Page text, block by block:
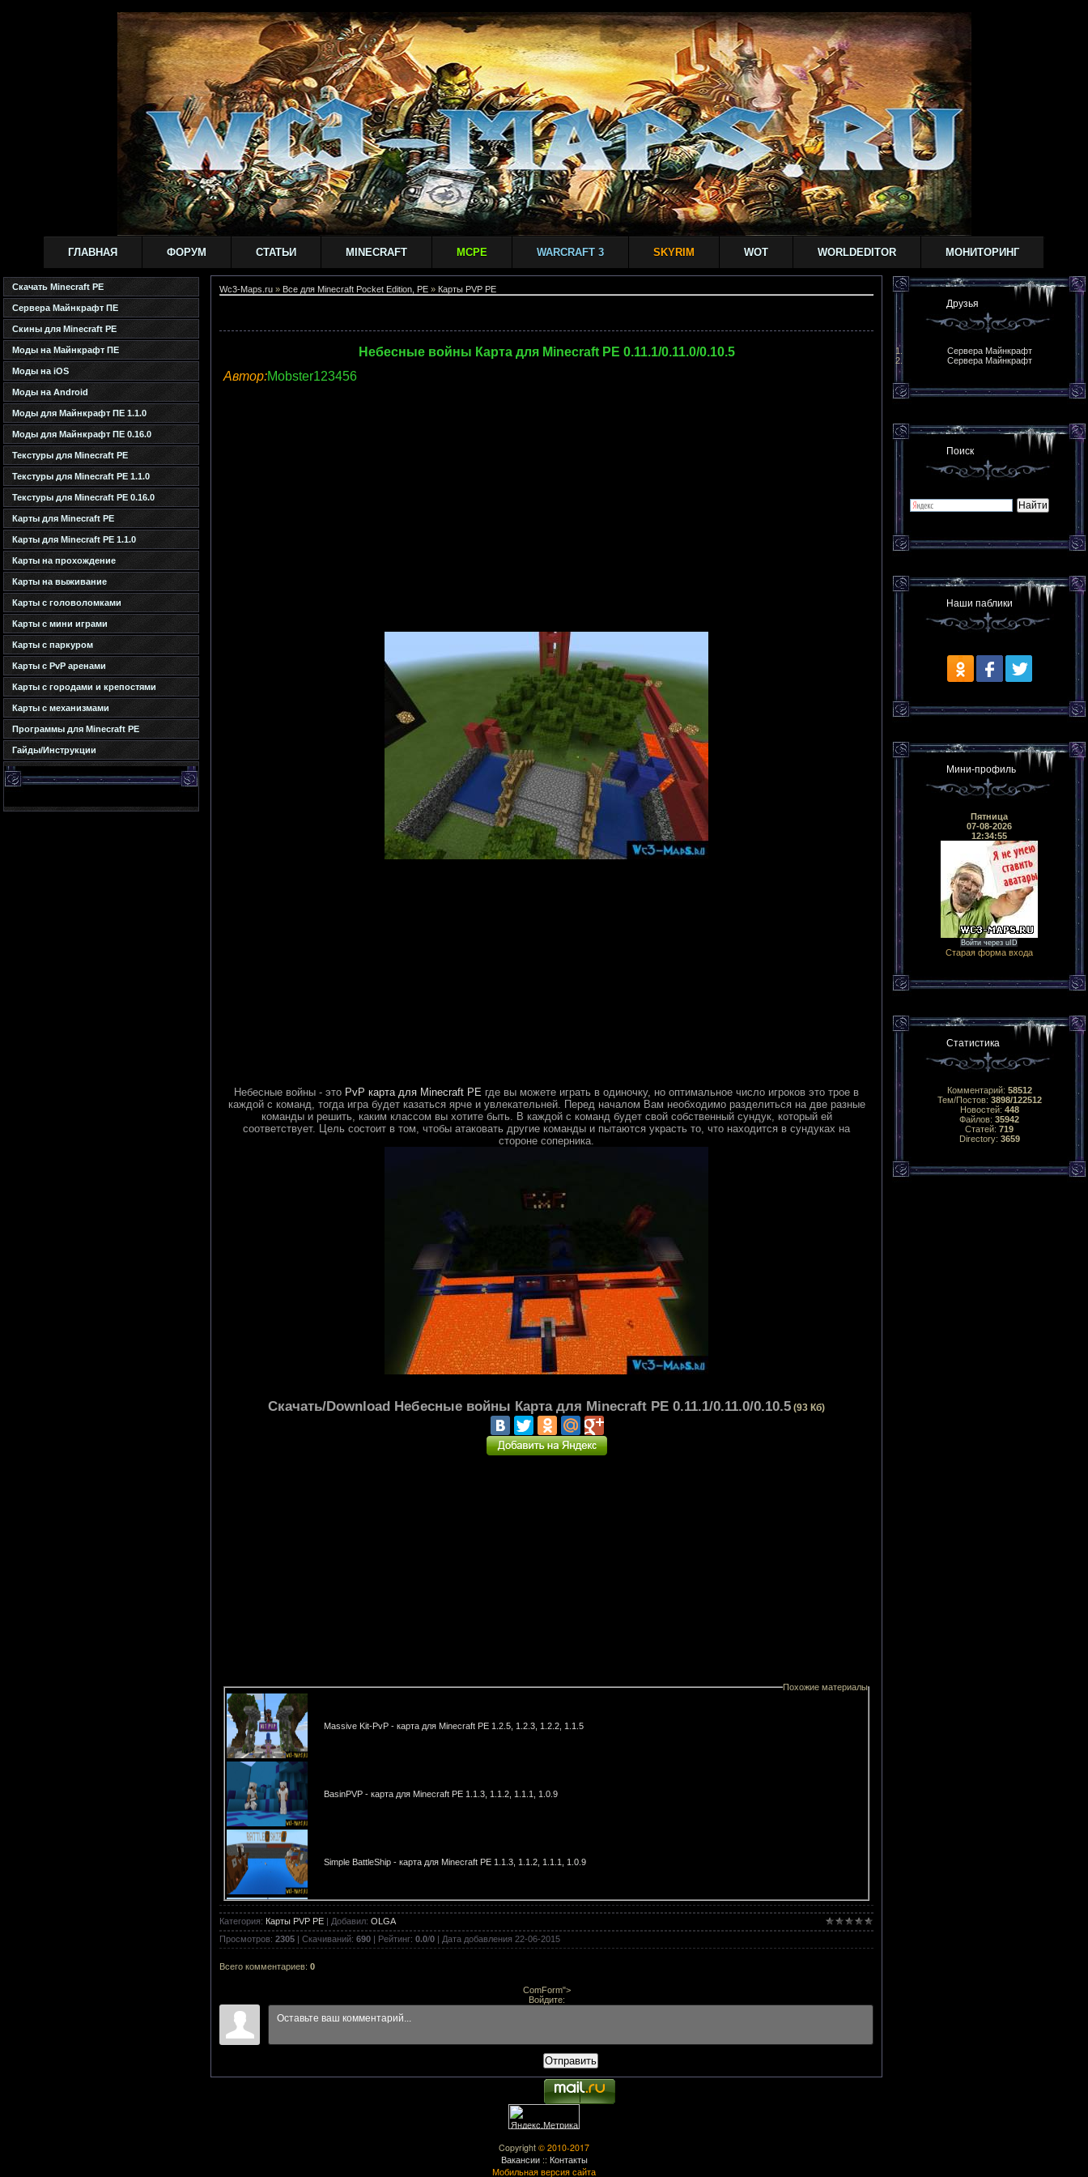
ГЛАВНАЯ ФОРУМ СТАТЬИ MINECRAFT MCPE WARCRAFT 3 SKYRIM WOT WORLDEDITOR МОНИТОРИНГ
Скачать Minecraft PE
Сервера Майнкрафт ПЕ
Скины для Minecraft PE
Моды на Майнкрафт ПЕ
Моды на iOS
Моды на Android
Моды для Майнкрафт ПЕ 1.1.0
Моды для Майнкрафт ПЕ 0.16.0
Текстуры для Minecraft PE
Текстуры для Minecraft PE 1.1.0
Текстуры для Minecraft PE 0.16.0
Карты для Minecraft PE
Карты для Minecraft PE 1.1.0
Карты на прохождение
Карты на выживание
Карты с головоломками
Карты с мини играми
Карты с паркуром
Карты с PvP аренами
Карты с городами и крепостями
Карты с механизмами
Программы для Minecraft PE
Гайды/Инструкции
Wc3-Maps.ru » Все для Minecraft Pocket Edition, PE » Карты PVP PE
Небесные войны Карта для Minecraft PE 0.11.1/0.11.0/0.10.5
Автор:Mobster123456
Небесные войны - это PvP карта для Minecraft PE где вы можете играть в одиночку, но оптимальное число игроков это трое в
каждой с команд, тогда игра будет казаться ярче и увлекательней. Перед началом Вам необходимо разделиться на две разные
команды и решить, каким классом вы хотите быть. В каждой с команд будет свой собственный сундук, который ей
соответствует. Цель состоит в том, чтобы атаковать другие команды и пытаются украсть то, что находится в сундуках на
стороне соперника.
Скачать/Download Небесные войны Карта для Minecraft PE 0.11.1/0.11.0/0.10.5 (93 Кб)
Похожие материалы
Massive Kit-PvP - карта для Minecraft PE 1.2.5, 1.2.3, 1.2.2, 1.1.5
BasinPVP - карта для Minecraft PE 1.1.3, 1.1.2, 1.1.1, 1.0.9
Simple BattleShip - карта для Minecraft PE 1.1.3, 1.1.2, 1.1.1, 1.0.9
Mini Egg Wars - карта для Minecraft PE 1.1.3, 1.1.2, 1.1.1, 1.0.9
ShulkerWars - карта для Minecraft PE 1.1.0, 1.0.9, 1.0.8, 1.0.0
Ultimate Slayer - карта для Minecraft PE 1.0.5, 1.0.4, 1.0.3, 1.0.0
Категория: Карты PVP PE | Добавил: OLGA
Просмотров: 2305 | Скачиваний: 690 | Рейтинг: 0.0/0 | Дата добавления 22-06-2015
Всего комментариев: 0
ComForm">
Войдите:
Отправить
Друзья
Сервера Майнкрафт
Сервера Майнкрафт
Поиск
Наши паблики
Мини-профиль
Пятница
07-08-2026
12:34:55
Войти через uID
Старая форма входа
Статистика
Комментарий: 58512
Тем/Постов: 3898/122512
Новостей: 448
Файлов: 35942
Статей: 719
Directory: 3659
Copyright © 2010-2017
Вакансии:: Контакты
Мобильная версия сайта